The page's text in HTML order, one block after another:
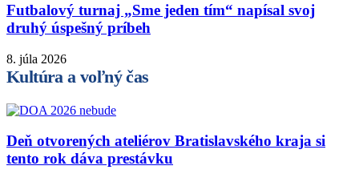
Futbalový turnaj „Sme jeden tím“ napísal svoj
druhý úspešný príbeh
8. júla 2026
Kultúra a voľný čas
Deň otvorených ateliérov Bratislavského kraja si
tento rok dáva prestávku